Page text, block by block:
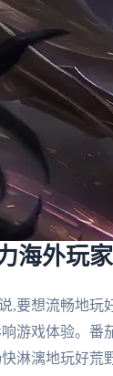
海外玩
,要想流畅地玩
游戏体验。番
淋漓地玩好荒